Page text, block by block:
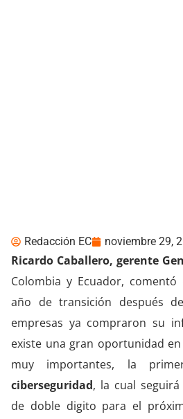
Redacción EC noviembre 29,
Ricardo Caballero, gerente
Colombia y Ecuador,
año de transición después
empresas ya compraron su
existe una gran oportunidad
muy importantes, la
ciberseguridad, la cual
de doble digito para el